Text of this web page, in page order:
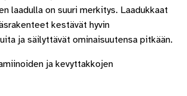
laadulla on suuri merkitys. Laadukkaat
kestävät hyvin
ja säilyttävät ominaisuutensa pitkään.
ja kevyttakkojen